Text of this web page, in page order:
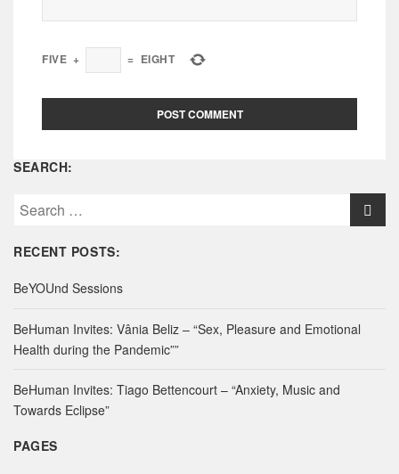
FIVE + = EIGHT
SEARCH:
S
a
c
f
o
:
RECENT POSTS:
BeYOUnd Sessions
BeHuman Invites: Vânia Beliz – “Sex, Pleasure and Emotional
Health during the Pandemic””
BeHuman Invites: Tiago Bettencourt – “Anxiety, Music and
Towards Eclipse”
PAGES